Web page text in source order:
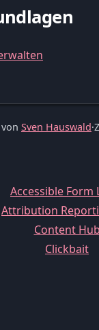
Sven Hauswald·
Accessible Form
Attribution
Content Hub
Clickbait